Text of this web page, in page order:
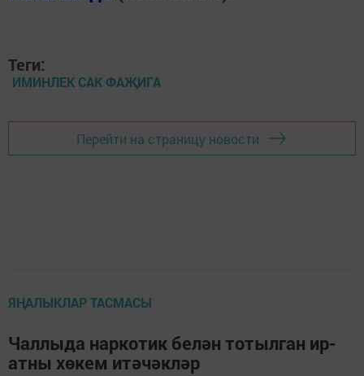
Теги:
ИМИНЛЕК САК ФАҖИГА
Перейти на страницу новости
ЯҢАЛЫКЛАР ТАСМАСЫ
Чаллыда наркотик белән тотылган ир-
атны хөкем итәчәкләр